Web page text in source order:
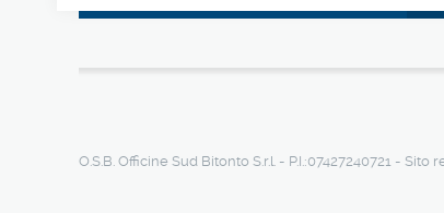
O.S.B. Officine Sud Bitonto S.r.l. - P.I.:07427240721 - Sito